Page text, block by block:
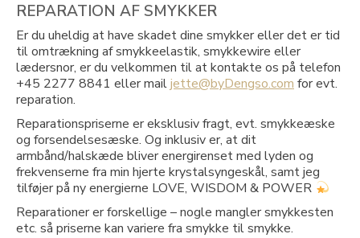
REPARATION AF SMYKKER
Er du uheldig at have skadet dine smykker eller det er tid
til omtrækning af smykkeelastik, smykkewire eller
lædersnor, er du velkommen til at kontakte os på telefon
+45 2277 8841 eller mailjette@byDengso.com for evt.
reparation.
Reparationspriserne er eksklusiv fragt, evt. smykkeæske
og forsendelsesæske. Og inklusiv er, atdit
armbånd/halskæde bliver energirensetmed lyden og
frekvenserne fra min hjerte krystalsyngeskål, samt jeg
tilføjer på ny energierne LOVE, WISDOM & POWER
Reparationer er forskellige – nogle mangler smykkesten
etc. så priserne kan variere fra smykke til smykke.